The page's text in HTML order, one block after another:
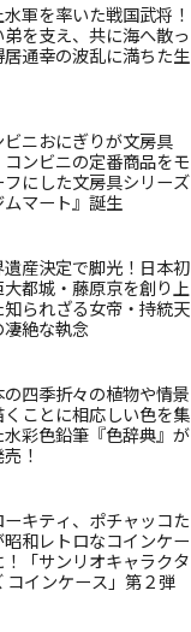
軍を率いた戦国武将！
を支え、共に海へ散っ
居通幸の波乱に満ちた生
ビニおにぎりが文房具
コンビニの定番商品をモ
フにした文房具シリーズ
ムマート』誕生
遺産決定で脚光！日本初
大都城・藤原京を創り上
知られざる女帝・持統天
凄絶な執念
の四季折々の植物や情景
くことに相応しい色を集
水彩色鉛筆『色辞典』が
！
ーキティ、ポチャッコた
昭和レトロなコインケー
！「サンリオキャラクタ
コインケース」第２弾